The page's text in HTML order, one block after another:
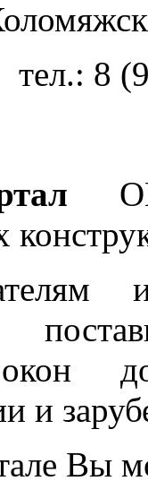
тел.: 8
окон
и
Вы